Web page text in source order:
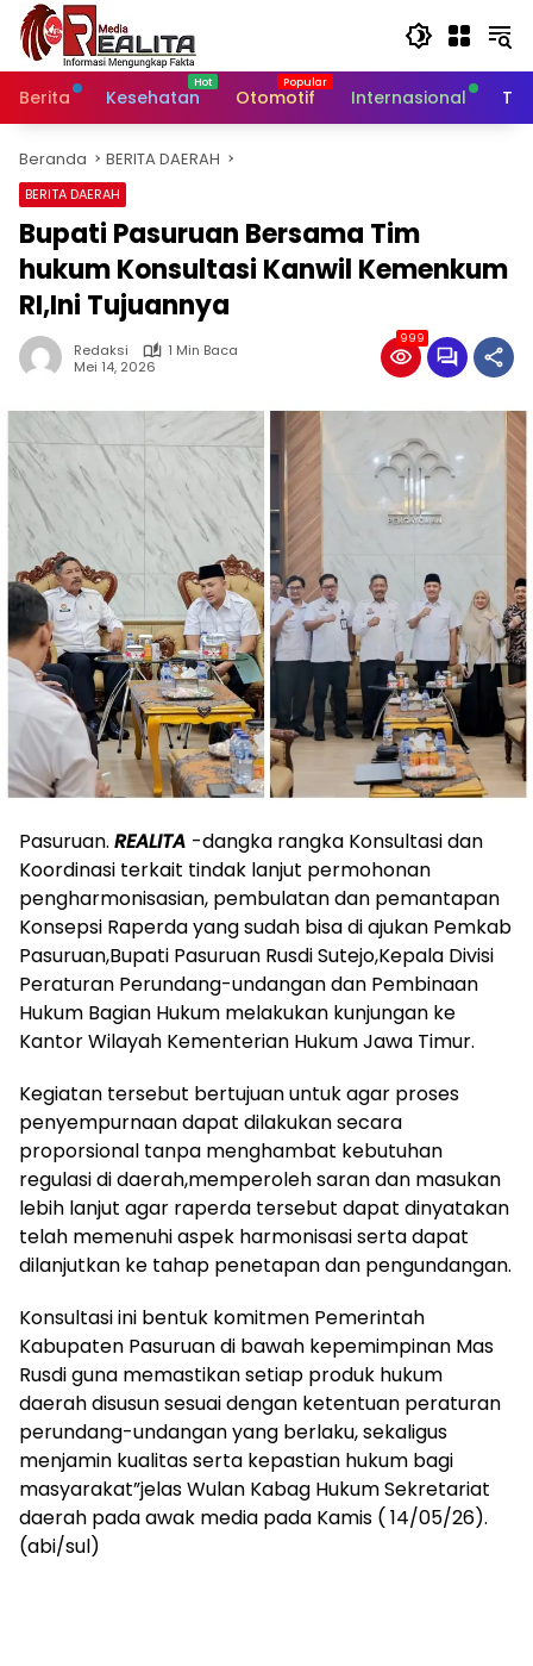
Langsung
konten
Berita
Kesehatan Otomotif Internasional
Beranda BERITA DAERAH
BERITA DAERAH
Bupati Pasuruan Bersama Tim
hukum Konsultasi Kanwil Kemenkum
RI,Ini Tujuannya
Redaksi
1 Min Baca
Mei 14, 2026
999
Pasuruan. REALITA -dangka rangka Konsultasi dan
Koordinasi terkait tindak lanjut permohonan
pengharmonisasian, pembulatan dan pemantapan
Konsepsi Raperda yang sudah bisa di ajukan Pemkab
Pasuruan,Bupati Pasuruan Rusdi Sutejo,Kepala Divisi
Peraturan Perundang-undangan dan Pembinaan
Hukum Bagian Hukum melakukan kunjungan ke
Kantor Wilayah Kementerian Hukum Jawa Timur.
Kegiatan tersebut bertujuan untuk agar proses
penyempurnaan dapat dilakukan secara
proporsional tanpa menghambat kebutuhan
regulasi di daerah,memperoleh saran dan masukan
lebih lanjut agar raperda tersebut dapat dinyatakan
telah memenuhi aspek harmonisasi serta dapat
dilanjutkan ke tahap penetapan dan pengundangan.
Konsultasi ini bentuk komitmen Pemerintah
Kabupaten Pasuruan di bawah kepemimpinan Mas
Rusdi guna memastikan setiap produk hukum
daerah disusun sesuai dengan ketentuan peraturan
perundang-undangan yang berlaku, sekaligus
menjamin kualitas serta kepastian hukum bagi
masyarakat”jelas Wulan Kabag Hukum Sekretariat
daerah pada awak media pada Kamis ( 14/05/26).
(abi/sul)